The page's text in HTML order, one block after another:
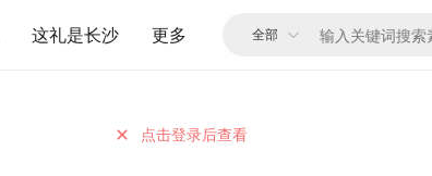
这礼是长沙 更多
点击登录后查看